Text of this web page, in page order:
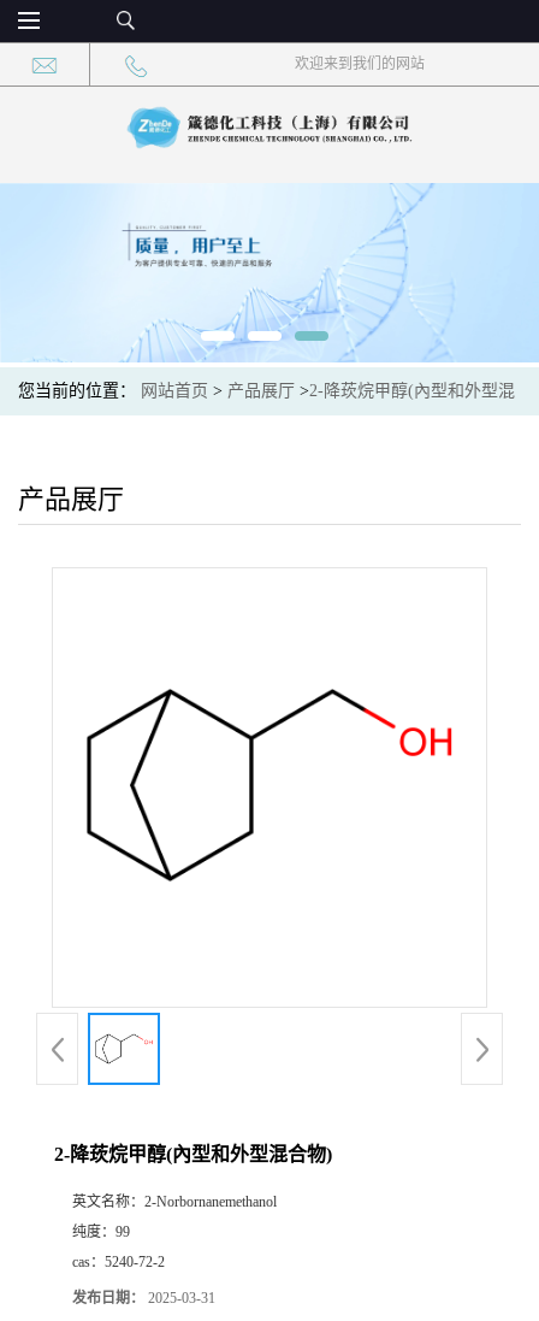
欢迎来到我们的网站
您当前的位置： 网站首页 > 产品展厅 >2-降莰烷甲醇(內型和外型混
产品展厅
2-降莰烷甲醇(內型和外型混合物)
英文名称： 2-Norbornanemethanol
纯度： 99
cas： 5240-72-2
发布日期： 2025-03-31